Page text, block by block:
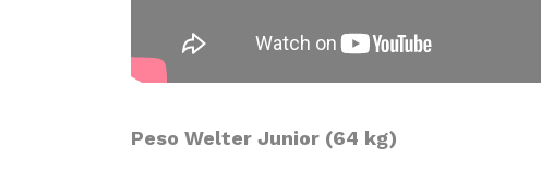
Peso Welter Junior (64 kg)